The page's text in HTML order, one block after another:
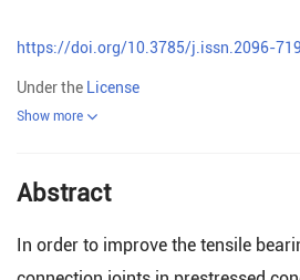
https://doi.org/10.3785/j.issn.2096-
Under the License
Show more
Abstract
In order to improve the tensile